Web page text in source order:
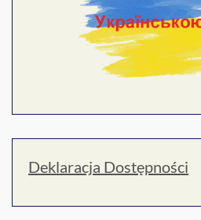
Deklaracja Dostępności